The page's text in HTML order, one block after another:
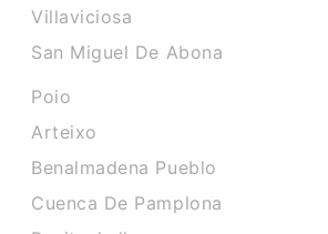
Villaviciosa
San Miguel De Abona
Poio
Arteixo
Benalmadena Pueblo
Cuenca De Pamplona